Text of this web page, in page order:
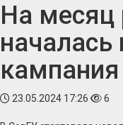
На месяц
23.05.2024 17:26 6